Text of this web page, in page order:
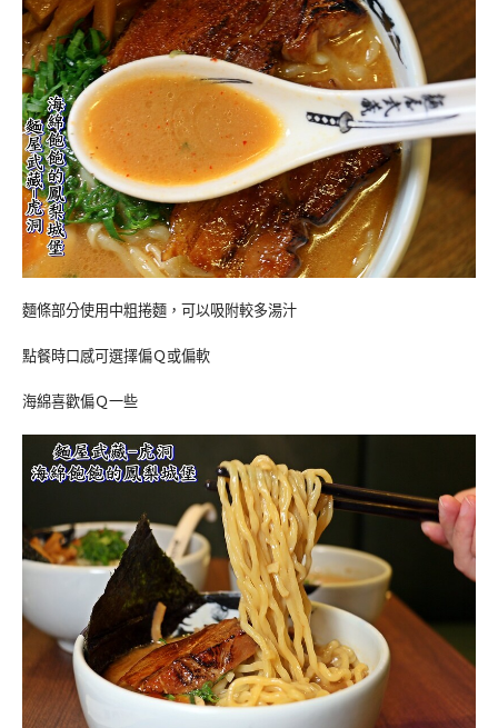
麵條部分使用中粗捲麵，可以吸附較多湯汁
點餐時口感可選擇偏Ｑ或偏軟
海綿喜歡偏Ｑ一些